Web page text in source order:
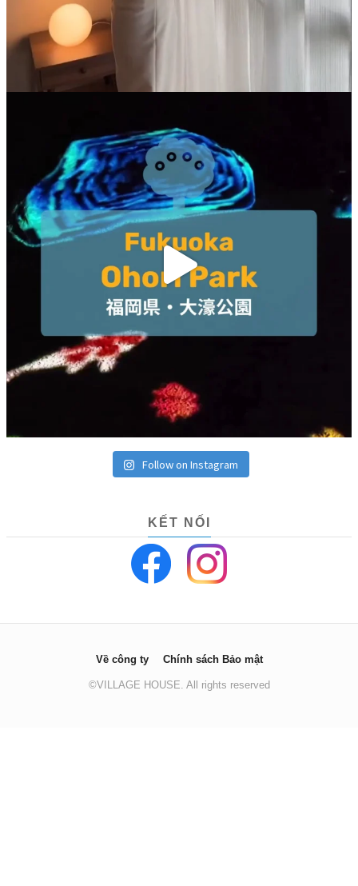
Follow on Instagram
KẾT NỐI
Về công ty Chính sách Bảo mật
©VILLAGE HOUSE. All rights reserved